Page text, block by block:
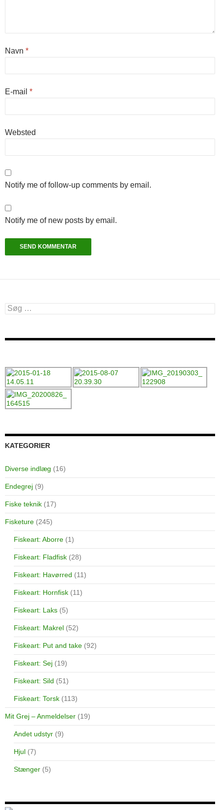
Navn *
E-mail *
Websted
Notify me of follow-up comments by email.
Notify me of new posts by email.
Søg
efter:
KATEGORIER
Diverse indlæg (16)
Endegrej (9)
Fiske teknik (17)
Fisketure (245)
Fiskeart: Aborre (1)
Fiskeart: Fladfisk (28)
Fiskeart: Havørred (11)
Fiskeart: Hornfisk (11)
Fiskeart: Laks (5)
Fiskeart: Makrel (52)
Fiskeart: Put and take (92)
Fiskeart: Sej (19)
Fiskeart: Sild (51)
Fiskeart: Torsk (113)
Mit Grej – Anmeldelser (19)
Andet udstyr (9)
Hjul (7)
Stænger (5)